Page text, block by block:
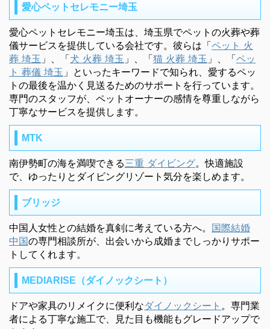
愛心ペットセレモニー埼玉
愛心ペットセレモニー埼玉は、埼玉県でペットの火葬や葬
儀サービスを提供している会社です。彼らは「ペット 火
葬 埼玉 」、「犬 火葬 埼玉 」、「猫 火葬 埼玉 」、「ペッ
ト 葬儀 埼玉 」といったキーワードで知られ、愛するペッ
トの最後を温かく見送るためのサポートを行っています。
専門のスタッフが、ペットオーナーの感情を尊重しながら
丁寧なサービスを提供します。
MTK
南伊勢町の海を満喫できる三重 ダイビング。快適施設
で、ゆったりとダイビングリゾート気分を楽しめます。
ブリッジ
中国人女性との結婚を真剣に考えている方へ。 国際結婚
中国の専門相談所が、出会いから成婚までしっかりサポー
トしてくれます。
MEDIARISE（ダイノックシート）
ドアや家具のリメイクに便利なダイノックシート 。専門業
者による丁寧な施工で、見た目も機能もグレードアップで